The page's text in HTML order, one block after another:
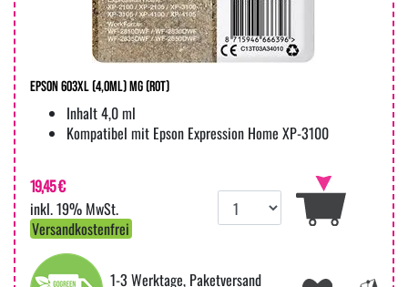
Epson 603XL (4,0ml) MG (rot)
Inhalt 4,0 ml
Kompatibel mit Epson Expression Home XP-3100
19,45 €
inkl. 19% MwSt.
Versandkostenfrei
1-3 Werktage, Paketversand